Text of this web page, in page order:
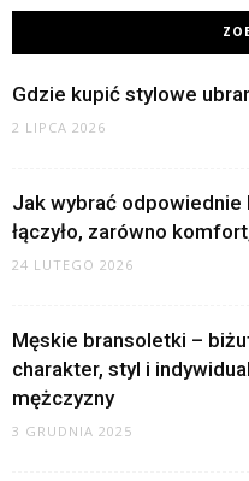
Gdzie kupić stylowe
2 LIPCA 2026
Jak wybrać odpowiednie
łączyło, zarówno
24 LUTEGO 2026
Męskie bransoletki –
charakter, styl i
mężczyzny
3 GRUDNIA 2025